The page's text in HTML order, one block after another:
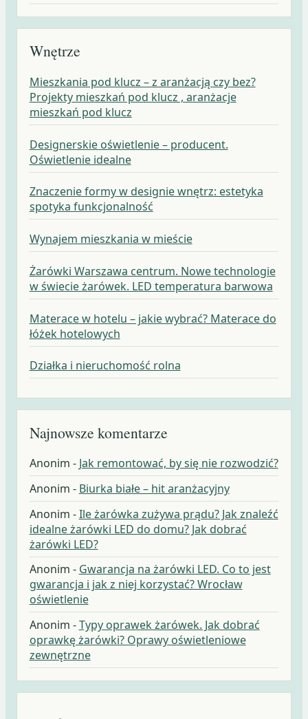
Wnętrze
Mieszkania pod klucz – z aranżacją czy bez?
Projekty mieszkań pod klucz , aranżacje
mieszkań pod klucz
Designerskie oświetlenie – producent.
Oświetlenie idealne
Znaczenie formy w designie wnętrz: estetyka
spotyka funkcjonalność
Wynajem mieszkania w mieście
Żarówki Warszawa centrum. Nowe technologie
w świecie żarówek. LED temperatura barwowa
Materace w hotelu – jakie wybrać? Materace do
łóżek hotelowych
Działka i nieruchomość rolna
Najnowsze komentarze
Anonim - Jak remontować, by się nie rozwodzić?
Anonim - Biurka białe – hit aranżacyjny
Anonim -Ile żarówka zużywa prądu? Jak znaleźć
idealne żarówki LED do domu? Jak dobrać
żarówki LED?
Anonim - Gwarancja na żarówki LED. Co to jest
gwarancja i jak z niej korzystać? Wrocław
oświetlenie
Anonim -Typy oprawek żarówek. Jak dobrać
oprawkę żarówki? Oprawy oświetleniowe
zewnętrzne